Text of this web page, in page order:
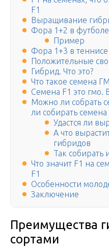
F1
Выращивание
Фора 1+2 в
Пример
Фора 1+3 в
Положительные
Гибрид. Что это?
Что такое семена
Семена F1 это
Можно ли собрать
ли собирать
Удастся ли
А что
гибридов
Так собирать
Что значит F1 на
F1
Особенности
Заключение
Преимущества
сортами